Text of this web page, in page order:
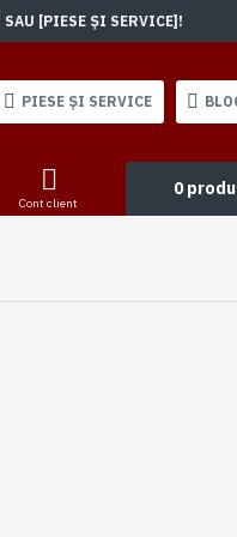
[PIESE ȘI SERVICE]!
PIESE ȘI SERVICE
Cont client
0